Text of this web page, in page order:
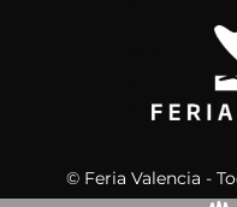
© Feria Valencia -